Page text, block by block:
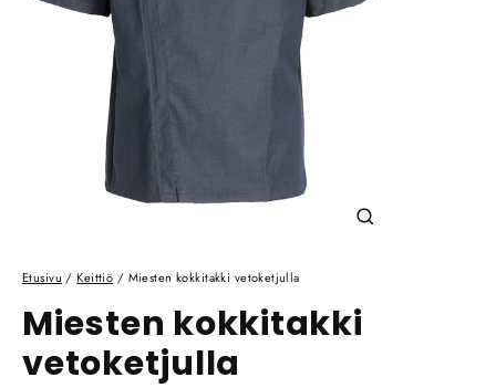
Etusivu / Keittiö / Miesten kokkitakki vetoketjulla
Miesten kokkitakki
vetoketjulla